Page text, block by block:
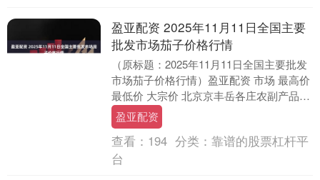
盈亚配资 2025年11月11日全国主要
批发市场茄子价格行情
（原标题：2025年11月11日全国主要批发
市场茄子价格行情）盈亚配资 市场 最高价
最低价 大宗价 北京京丰岳各庄农副产品批
发市场 6.00 4.60 5.0....
盈亚配资
查看： 194 分类： 靠谱的股票杠杆平
台